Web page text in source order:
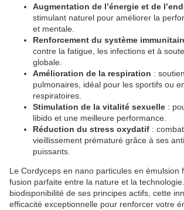
Augmentation de l’énergie et de
stimulant naturel pour améliorer la
et mentale.
Renforcement du système
contre la fatigue, les infections et à
globale.
Amélioration de la respiration :
pulmonaires, idéal pour les sportifs ou
respiratoires.
Stimulation de la vitalité sexuelle :
libido et une meilleure performance.
Réduction du stress oxydatif :
vieillissement prématuré grâce à ses
puissants.
Le Cordyceps en nano particules en émulsion
fusion parfaite entre la nature et la
biodisponibilité de ses principes actifs, cette
efficacité exceptionnelle pour renforcer votre